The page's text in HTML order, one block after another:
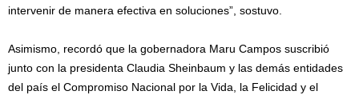
intervenir de manera efectiva en soluciones”, sostuvo.
Asimismo, recordó que la gobernadora Maru Campos suscribió
junto con la presidenta Claudia Sheinbaum y las demás entidades
del país el Compromiso Nacional por la Vida, la Felicidad y el